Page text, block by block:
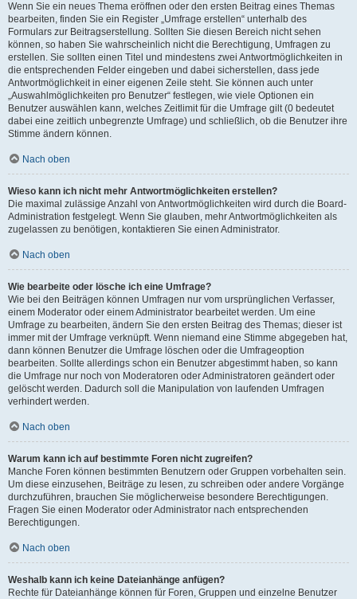
Wenn Sie ein neues Thema eröffnen oder den ersten Beitrag eines Themas
bearbeiten, finden Sie ein Register „Umfrage erstellen“ unterhalb des
Formulars zur Beitragserstellung. Sollten Sie diesen Bereich nicht sehen
können, so haben Sie wahrscheinlich nicht die Berechtigung, Umfragen zu
erstellen. Sie sollten einen Titel und mindestens zwei Antwortmöglichkeiten in
die entsprechenden Felder eingeben und dabei sicherstellen, dass jede
Antwortmöglichkeit in einer eigenen Zeile steht. Sie können auch unter
„Auswahlmöglichkeiten pro Benutzer“ festlegen, wie viele Optionen ein
Benutzer auswählen kann, welches Zeitlimit für die Umfrage gilt (0 bedeutet
dabei eine zeitlich unbegrenzte Umfrage) und schließlich, ob die Benutzer ihre
Stimme ändern können.
Nach oben
Wieso kann ich nicht mehr Antwortmöglichkeiten erstellen?
Die maximal zulässige Anzahl von Antwortmöglichkeiten wird durch die Board-
Administration festgelegt. Wenn Sie glauben, mehr Antwortmöglichkeiten als
zugelassen zu benötigen, kontaktieren Sie einen Administrator.
Nach oben
Wie bearbeite oder lösche ich eine Umfrage?
Wie bei den Beiträgen können Umfragen nur vom ursprünglichen Verfasser,
einem Moderator oder einem Administrator bearbeitet werden. Um eine
Umfrage zu bearbeiten, ändern Sie den ersten Beitrag des Themas; dieser ist
immer mit der Umfrage verknüpft. Wenn niemand eine Stimme abgegeben hat,
dann können Benutzer die Umfrage löschen oder die Umfrageoption
bearbeiten. Sollte allerdings schon ein Benutzer abgestimmt haben, so kann
die Umfrage nur noch von Moderatoren oder Administratoren geändert oder
gelöscht werden. Dadurch soll die Manipulation von laufenden Umfragen
verhindert werden.
Nach oben
Warum kann ich auf bestimmte Foren nicht zugreifen?
Manche Foren können bestimmten Benutzern oder Gruppen vorbehalten sein.
Um diese einzusehen, Beiträge zu lesen, zu schreiben oder andere Vorgänge
durchzuführen, brauchen Sie möglicherweise besondere Berechtigungen.
Fragen Sie einen Moderator oder Administrator nach entsprechenden
Berechtigungen.
Nach oben
Weshalb kann ich keine Dateianhänge anfügen?
Rechte für Dateianhänge können für Foren, Gruppen und einzelne Benutzer